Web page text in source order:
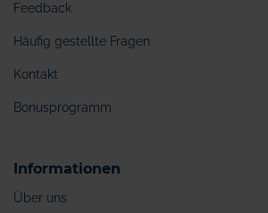
Feedback
Häufig gestellte Fragen
Kontakt
Bonusprogramm
Informationen
Über uns